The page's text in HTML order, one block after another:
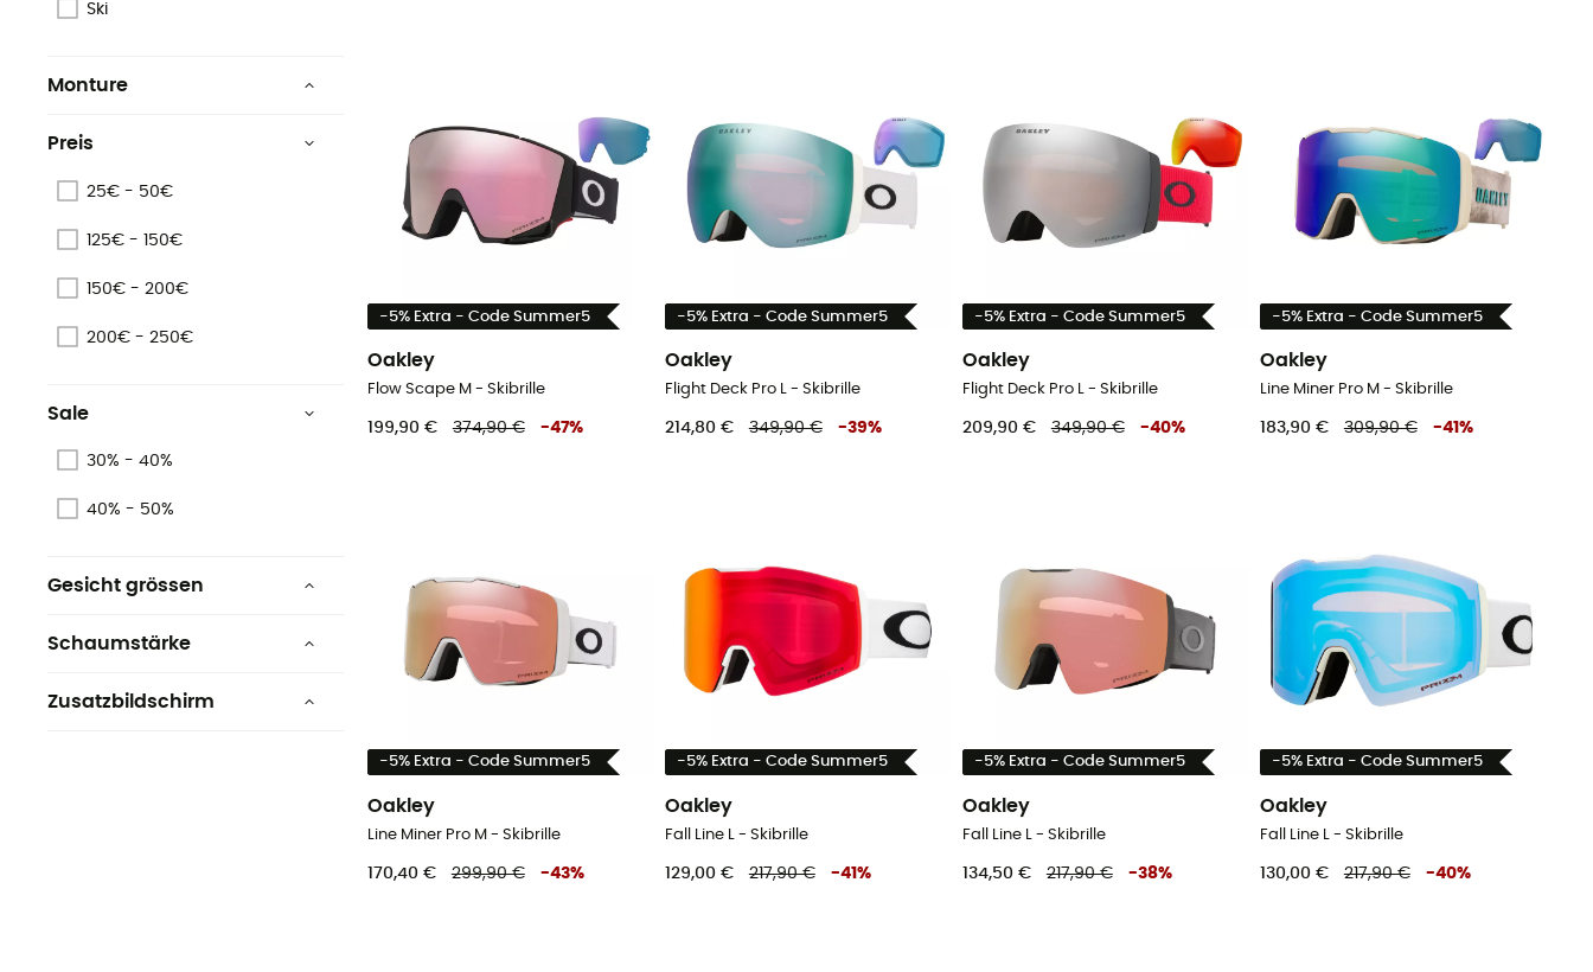
Ski
Monture
Preis
25€ - 50€
125€ - 150€
150€ - 200€
200€ - 250€
Sale
30% - 40%
40% - 50%
Gesicht grössen
Schaumstärke
Zusatzbildschirm
-5% Extra - Code Summer5
Oakley
Flow Scape M - Skibrille
199,90 € 374,90 € -47%
-5% Extra - Code Summer5
Oakley
Flight Deck Pro L - Skibrille
214,80 € 349,90 € -39%
-5% Extra - Code Summer5
Oakley
Flight Deck Pro L - Skibrille
209,90 € 349,90 € -40%
-5% Extra - Code Summer5
Oakley
Line Miner Pro M - Skibrille
183,90 € 309,90 € -41 %
-5% Extra - Code Summer5
Oakley
Line Miner Pro M - Skibrille
170,40 € 299,90 € -43%
-5% Extra - Code Summer5
Oakley
Fall Line L - Skibrille
129,00 € 217,90 € -41 %
-5% Extra - Code Summer5
Oakley
Fall Line L - Skibrille
134,50 € 217,90 € -38%
-5% Extra - Code Summer5
Oakley
Fall Line L - Skibrille
130,00 € 217,90 € -40%